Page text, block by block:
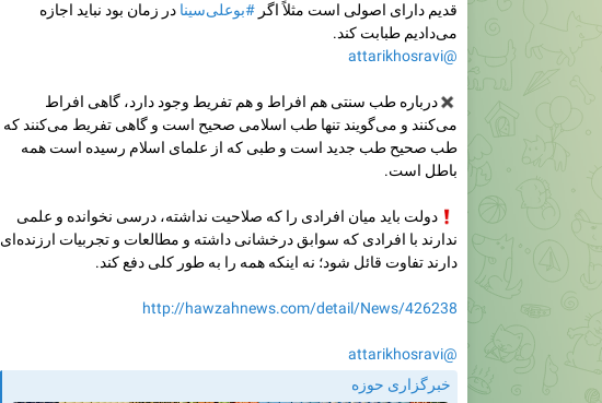
قدیم دارای اصولی است مثلاً اگر #بوعلی‌سینا در زمان بود نباید اجازه
می‌دادیم طبابت کند.
@attarikhosravi
✖️درباره طب سنتی هم افراط و هم تفریط وجود دارد، گاهی افراط
می‌کنند و می‌گویند تنها طب اسلامی صحیح است و گاهی تفریط می‌کنند که
طب صحیح طب جدید است و طبی که از علمای اسلام رسیده است همه
باطل است.
❗️دولت باید میان افرادی را که صلاحیت نداشته، درسی نخوانده و علمی
ندارند با افرادی که سوابق درخشانی داشته و مطالعات و تجربیات ارزنده‌ای
دارند تفاوت قائل شود؛ نه اینکه همه را به طور کلی دفع کند.
http://hawzahnews.com/detail/News/426238
@attarikhosravi
خبرگزاری حوزه